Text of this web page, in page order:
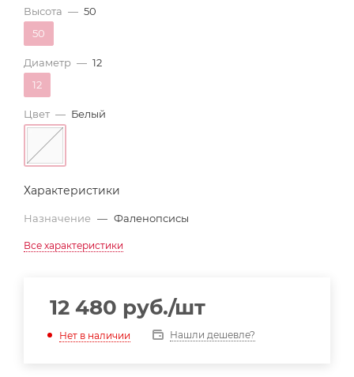
Высота — 50
50
Диаметр — 12
12
Цвет — Белый
Характеристики
Назначение — Фаленопсисы
Все характеристики
12 480 руб./шт
Нет в наличии Нашли дешевле?